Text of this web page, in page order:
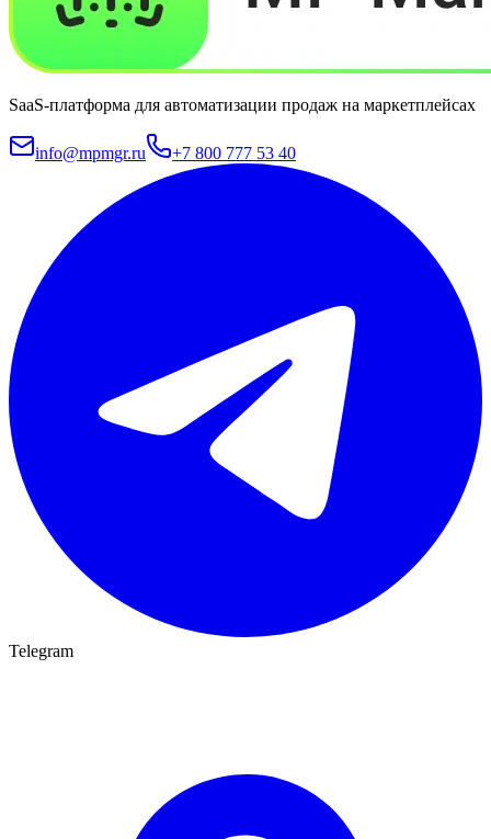
SaaS-платформа для автоматизации продаж на маркетплейсах
info@mpmgr.ru +7 800 777 53 40
Telegram